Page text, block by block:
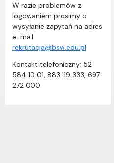
W razie problemów z
logowaniem prosimy o
wysyłanie zapytań na adres
e-mail
rekrutacja@bsw.edu.pl
Kontakt telefoniczny: 52
584 10 01, 883 119 333, 697
272 000